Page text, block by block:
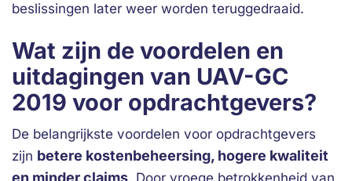
beslissingen later weer worden teruggedraaid.
Wat zijn de voordelen en
uitdagingen van UAV-GC
2019 voor opdrachtgevers?
De belangrijkste voordelen voor opdrachtgevers
zijn betere kostenbeheersing, hogere kwaliteit
en minder claims. Door vroege betrokkenheid van